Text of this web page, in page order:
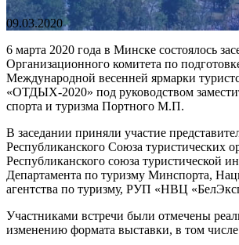
09.03.2020
6 марта 2020 года в Минске состоялось
Организационного комитета по
Международной весенней ярмарки
«ОТДЫХ-2020» под руководством
спорта и туризма Портного М.П.
В заседании приняли участие
Республиканского Союза туристических
Республиканского союза туристической
Департамента по туризму Минспорта,
агентства по туризму, РУП «НВЦ
Участниками встречи были отмечены
изменению формата выставки, в том